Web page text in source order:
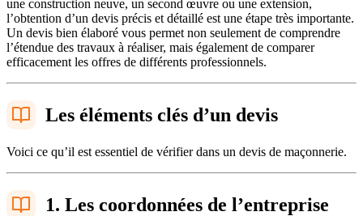
une construction neuve, un second œuvre ou une extension,
l’obtention d’un devis précis et détaillé est une étape très importante.
Un devis bien élaboré vous permet non seulement de comprendre
l’étendue des travaux à réaliser, mais également de comparer
efficacement les offres de différents professionnels.
Les éléments clés d’un devis
Voici ce qu’il est essentiel de vérifier dans un devis de maçonnerie.
1. Les coordonnées de l’entreprise